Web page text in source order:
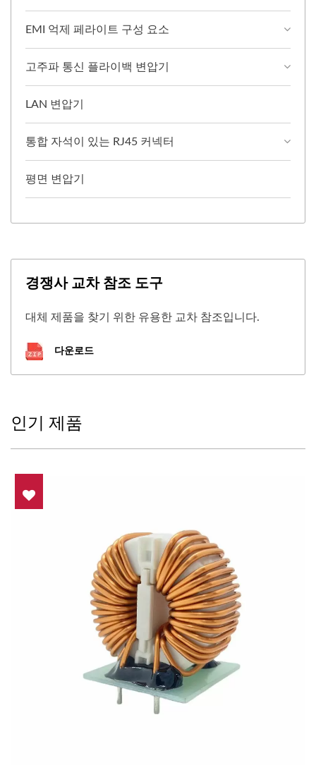
EMI 억제 페라이트 구성 요소
고주파 통신 플라이백 변압기
LAN 변압기
통합 자석이 있는 RJ45 커넥터
평면 변압기
경쟁사 교차 참조 도구
대체 제품을 찾기 위한 유용한 교차 참조입니다.
다운로드
인기 제품